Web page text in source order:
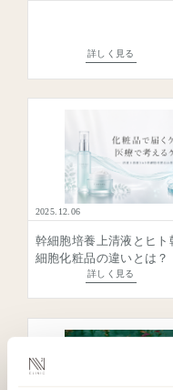
ご状況に合わ
ご予約はこ
フォームよりご希
来院／オンライン相
詳しく見る
2025.12.06
幹細胞培養上清液とヒト
細胞化粧品の違いとは？
詳しく見る